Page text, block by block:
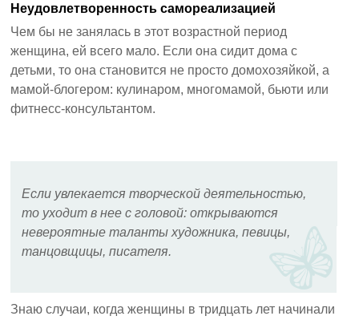
Неудовлетворенность самореализацией
Чем бы не занялась в этот возрастной период
женщина, ей всего мало. Если она сидит дома с
детьми, то она становится не просто домохозяйкой, а
мамой-блогером: кулинаром, многомамой, бьюти или
фитнесс-консультантом.
Если увлекается творческой деятельностью,
то уходит в нее с головой: открываются
невероятные таланты художника, певицы,
танцовщицы, писателя.
Знаю случаи, когда женщины в тридцать лет начинали